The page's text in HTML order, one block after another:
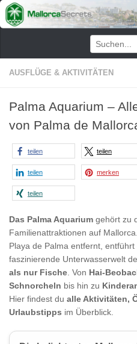
Zum Inhalt springen
AUSFLÜGE & AKTIVITÄTEN
Palma Aquarium –
von Palma de
teilen teilen
teilen merken
teilen
Das Palma Aquarium gehört zu
Familienattraktionen auf
Playa de Palma entfernt,
faszinierende Unterwasserwelt
als nur Fische . Von Hai-
Schnorcheln bis hin zu
Hier findest du alle Aktivitäten,
Urlaubstipps im Überblick.